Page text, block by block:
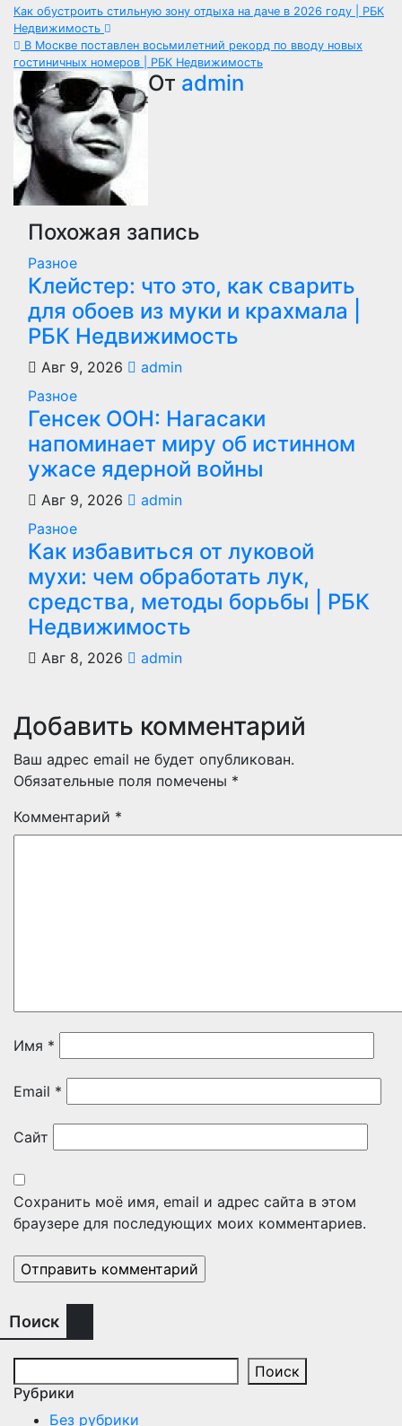
Навигация
по
записям
Как обустроить стильную зону отдыха на даче в 2026 году | РБК
Недвижимость
В Москве поставлен восьмилетний рекорд по вводу новых
гостиничных номеров | РБК Недвижимость
От admin
Похожая запись
Разное
Клейстер: что это, как сварить
для обоев из муки и крахмала |
РБК Недвижимость
Авг 9, 2026
admin
Разное
Генсек ООН: Нагасаки
напоминает миру об истинном
ужасе ядерной войны
Авг 9, 2026
admin
Разное
Как избавиться от луковой
мухи: чем обработать лук,
средства, методы борьбы | РБК
Недвижимость
Авг 8, 2026 admin
Добавить комментарий
Ваш адрес email не будет опубликован.
Обязательные поля помечены *
Комментарий *
Имя *
Email *
Сайт
Сохранить моё имя, email и адрес сайта в этом
браузере для последующих моих комментариев.
Поиск
Поиск
Рубрики
Без рубрики